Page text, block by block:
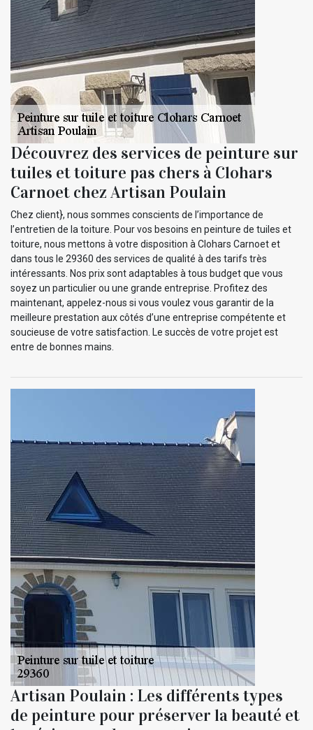
Découvrez des services de peinture sur
tuiles et toiture pas chers à Clohars
Carnoet chez Artisan Poulain
Chez client}, nous sommes conscients de l’importance de
l’entretien de la toiture. Pour vos besoins en peinture de tuiles et
toiture, nous mettons à votre disposition à Clohars Carnoet et
dans tous le 29360 des services de qualité à des tarifs très
intéressants. Nos prix sont adaptables à tous budget que vous
soyez un particulier ou une grande entreprise. Profitez des
maintenant, appelez-nous si vous voulez vous garantir de la
meilleure prestation aux côtés d’une entreprise compétente et
soucieuse de votre satisfaction. Le succès de votre projet est
entre de bonnes mains.
Artisan Poulain : Les différents types
de peinture pour préserver la beauté et